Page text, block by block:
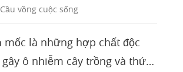
Cầu vồng cuộc sống
mốc là những hợp chất độc
ô nhiễm cây trồng và thức